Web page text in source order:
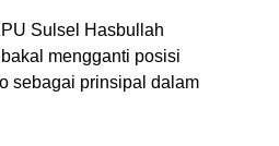
Sulsel Hasbullah
mengganti posisi
sebagai prinsipal dalam